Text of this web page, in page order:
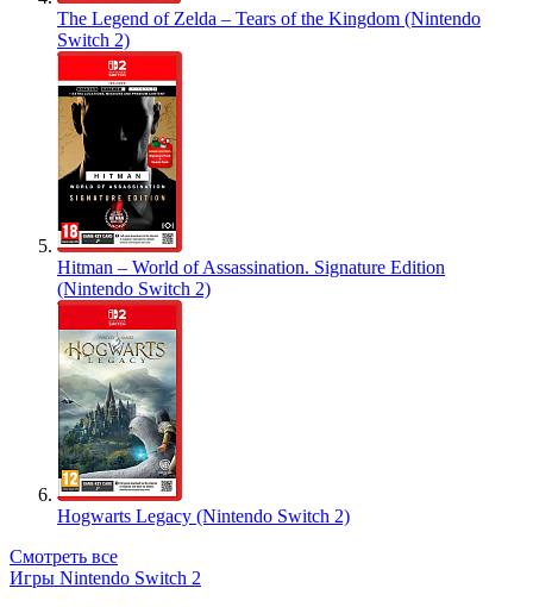
The Legend of Zelda – Tears of the Kingdom (Nintendo
Switch 2)
Hitman – World of Assassination. Signature Edition
(Nintendo Switch 2)
Hogwarts Legacy (Nintendo Switch 2)
Смотреть все
Игры Nintendo Switch 2